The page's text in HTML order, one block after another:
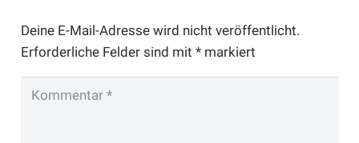
Deine E-Mail-Adresse wird nicht veröffentlicht.
Erforderliche Felder sind mit *markiert